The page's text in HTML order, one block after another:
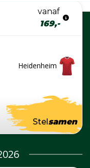
vanaf
169,-
Heidenheim
Stelsamen